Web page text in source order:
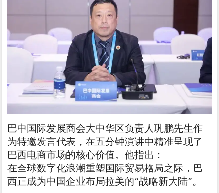
巴中国际发展商会大中华区负责人巩鹏先生作
为特邀发言代表，在五分钟演讲中精准呈现了
巴西电商市场的核心价值。他指出：
在全球数字化浪潮重塑国际贸易格局之际，巴
西正成为中国企业布局拉美的“战略新大陆”。